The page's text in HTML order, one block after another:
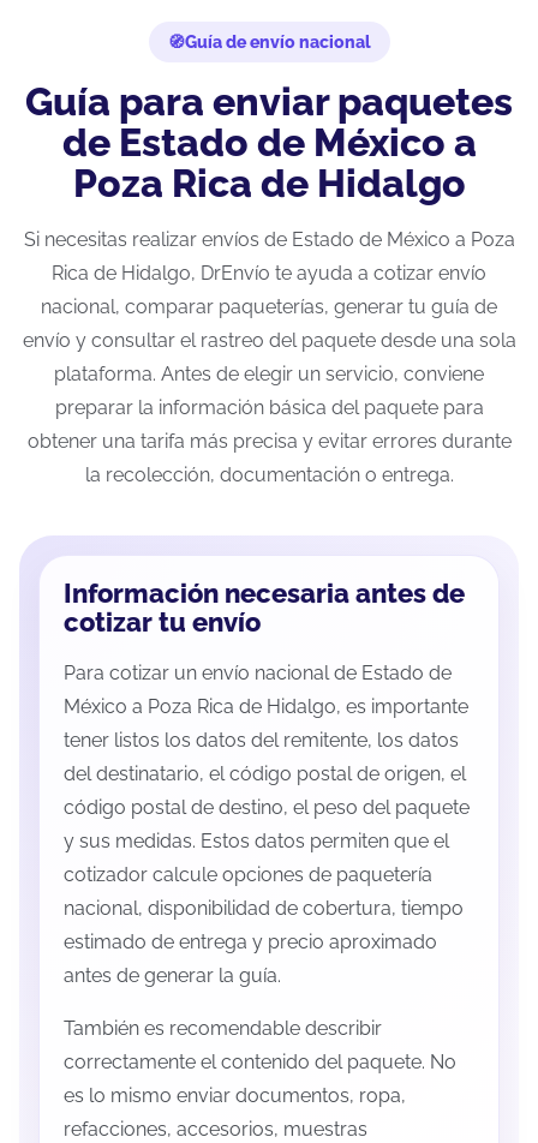
Guía de envío nacional
Guía para enviar paquetes
de Estado de México a
Poza Rica de Hidalgo
Si necesitas realizar envíos de Estado de México a Poza
Rica de Hidalgo, DrEnvío te ayuda a cotizar envío
nacional, comparar paqueterías, generar tu guía de
envío y consultar el rastreo del paquete desde una sola
plataforma. Antes de elegir un servicio, conviene
preparar la información básica del paquete para
obtener una tarifa más precisa y evitar errores durante
la recolección, documentación o entrega.
Información necesaria antes de
cotizar tu envío
Para cotizar un envío nacional de Estado de
México a Poza Rica de Hidalgo, es importante
tener listos los datos del remitente, los datos
del destinatario, el código postal de origen, el
código postal de destino, el peso del paquete
y sus medidas. Estos datos permiten que el
cotizador calcule opciones de paquetería
nacional, disponibilidad de cobertura, tiempo
estimado de entrega y precio aproximado
antes de generar la guía.
También es recomendable describir
correctamente el contenido del paquete. No
es lo mismo enviar documentos, ropa,
refacciones, accesorios, muestras